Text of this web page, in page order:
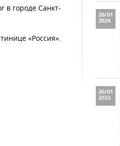
в городе Санкт-
«Россия».
26/01
2024
26/01
2023